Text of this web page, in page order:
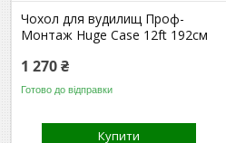
Чохол для вудилищ Проф-
Монтаж Huge Case 12ft 192см
1 270 ₴
Готово до відправки
Купити